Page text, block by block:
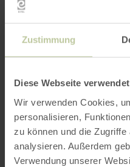
Zustimmung
Diese Webseite
Wir verwenden Cookies,
personalisieren,
zu können und die
analysieren. Außerdem
Verwendung unserer
Opening hours
Features / Special
Categories
Seating capacity